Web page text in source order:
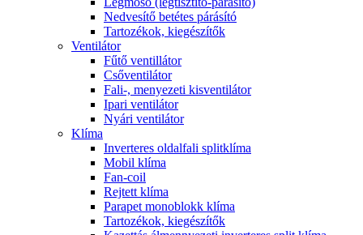
Nedvesítő betétes párásító
Tartozékok, kiegészítők
Ventilátor
Fűtő ventillátor
Csőventilátor
Fali-, menyezeti kisventilátor
Ipari ventilátor
Nyári ventilátor
Klíma
Inverteres oldalfali splitklíma
Mobil klíma
Fan-coil
Rejtett klíma
Parapet monoblokk klíma
Tartozékok, kiegészítők